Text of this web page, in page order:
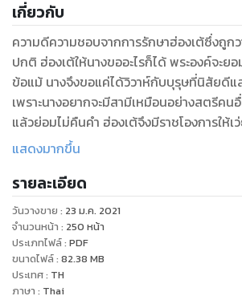
เกี่ยวกับ
ความดีความชอบจากการรักษาฮ่องเต้ซึ่งถูก
ปกติ ฮ่องเต้ให้นางขออะไรก็ได้ พระองค์จะย
ข้อแม้ นางจึงขอแค่ได้วิวาห์กับบุรุษที่นิสัยดีแ
เพราะนางอยากจะมีสามีเหมือนอย่างสตรีค
แล้วย่อมไม่คืนคำ ฮ่องเต้จึงมีราชโองการให้
เว่ยเปี่ยว)เสกสมรสกับจางลี่ เพื่อเป็นการตอ
..................................
“ตั้งแต่เกิดมาข้ามิเคยเห็นสตรีนางไหนหน้าไ
หากต้องการข้าถึงเพียงนี้ข้าก็จะสงเคราะห์ให้
หน้าเจ้าเด็ดขาด จะพยายามนึกว่าเจ้าคือหญิง
เท่านั้น”
ด้วยโทสะที่กำลังปะทุในอกทำให้เว่ยอ๋องเดินย่า
แสดงมากขึ้น
รายละเอียด
วันวางขาย : 23 ม.ค. 2021
จำนวนหน้า : 250 หน้า
ประเภทไฟล์: PDF
ขนาดไฟล์: 82.38 MB
ประเทศ: TH
ภาษา : Thai